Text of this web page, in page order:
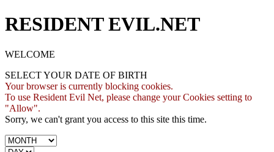
RESIDENT EVIL.NET
WELCOME
SELECT YOUR DATE OF BIRTH
Your browser is currently blocking cookies.
To use Resident Evil Net, please change your Cookies setting to
"Allow".
Sorry, we can't grant you access to this site this time.